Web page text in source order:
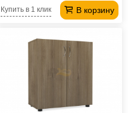
В корзину
Купить в 1 клик